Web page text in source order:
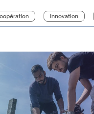
Innovation